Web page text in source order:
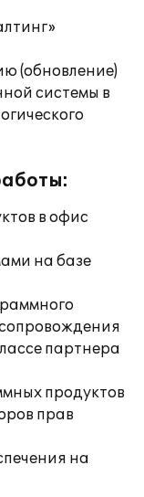
(обновление)
системы в
в офис
на базе
партнера
продуктов
прав
на